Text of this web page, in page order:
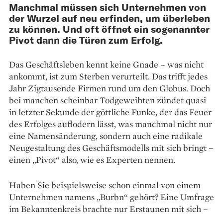
Manchmal müssen sich Unternehmen von
der Wurzel auf neu erfinden, um überleben
zu können. Und oft öffnet ein sogenannter
Pivot dann die Türen zum Erfolg.
Das Geschäftsleben kennt keine ­Gnade – was nicht
ankommt, ist zum Sterben verurteilt. Das trifft ­jedes
Jahr Zigtausende Firmen rund um den Globus. Doch
bei manchen scheinbar Todgeweihten zündet quasi
in letzter Sekunde der göttliche Funke, der das Feuer
des Erfolges auflodern lässt, was manchmal nicht nur
eine Namensänderung, sondern auch eine radikale
Neugestaltung des Geschäftsmodells mit sich bringt –
einen „Pivot“ also, wie es Experten nennen.
Haben Sie ­beispielsweise schon einmal von einem
Unternehmen namens „Burbn“ gehört? Eine Umfrage
im Bekanntenkreis ­brachte nur Erstaunen mit sich –